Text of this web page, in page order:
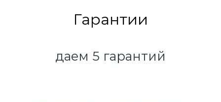
Гарантии
даем 5 гарантий